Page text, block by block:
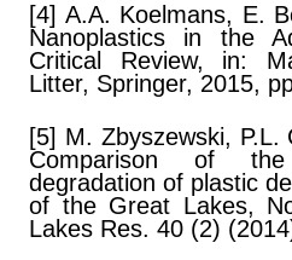
[4] A.A. Koelmans, E.
Nanoplastics in the
Critical Review, in:
Litter, Springer, 2015,
[5] M. Zbyszewski, P.L.
Comparison of
degradation of plastic
of the Great Lakes,
Lakes Res. 40 (2)